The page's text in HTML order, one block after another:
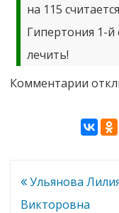
на 115
Гипертония 1-
лечить!
Комментарии к
Навигация
по
Ульянова
Викторовна